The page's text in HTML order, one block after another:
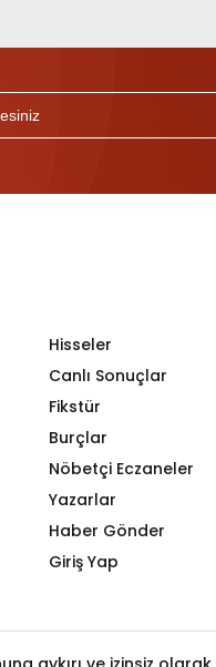
Hisseler
Canlı Sonuçlar
Fikstür
Burçlar
Nöbetçi Eczaneler
Yazarlar
Haber Gönder
Giriş Yap